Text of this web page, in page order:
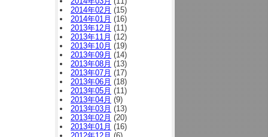
2014年02月 (15)
2014年01月 (16)
2013年12月 (11)
2013年11月 (12)
2013年10月 (19)
2013年09月 (14)
2013年08月 (13)
2013年07月 (17)
2013年06月 (18)
2013年05月 (11)
2013年04月 (9)
2013年03月 (13)
2013年02月 (20)
2013年01月 (16)